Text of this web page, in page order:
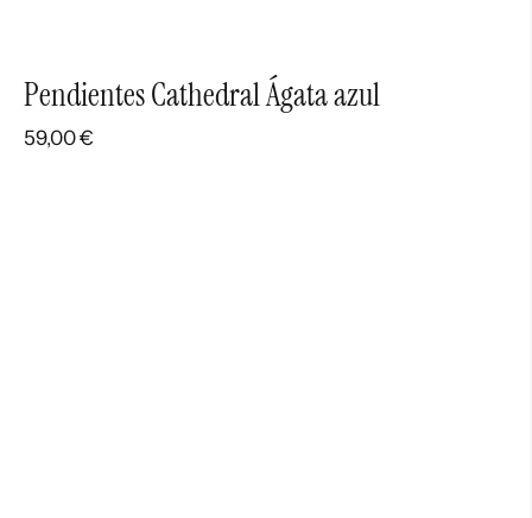
Pendientes Cathedral Ágata azul
59,00€